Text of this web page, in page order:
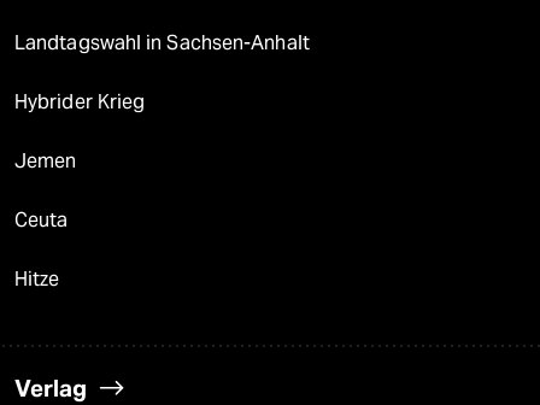
Landtagswahl in Sachsen-Anhalt
Hybrider Krieg
Jemen
Ceuta
Hitze
Verlag